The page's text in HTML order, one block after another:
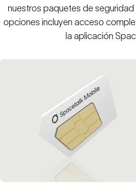
Libertad, sin perder
Los planes móviles de Spacetalk incluyen la
acceso a todas las funciones de la aplicación
nuestros paquetes de seguridad
opciones incluyen acceso
la aplicación